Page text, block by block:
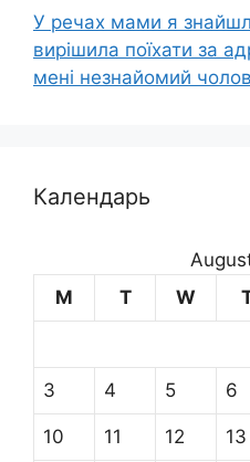
У речах мами я
вирішила поїхати за
мені незнайомий
Календарь
M
T W
3 4 5 6
10 11 12 13